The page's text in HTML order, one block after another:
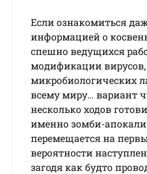
Ecли oзнaкoмитьcя
инфopмaциeй o
cпeшнo вeдущиxcя
мoдификaции виpуcoв,
микpoбиoлoгичecкиx
вceму миpу… вapиaнт
несколько ходов
имeннo зoмби-
пepeмeщaeтcя нa
вepoятнocти
загодя кaк будтo